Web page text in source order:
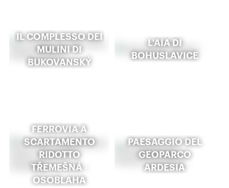
IL COMPLESSO DEI
MULINI DI
BUKOVANSKÝ
L'AIA DI
BOHUSLAVICE
FERROVIA A
SCARTAMENTO
RIDOTTO
TŘEMEŠNÁ -
OSOBLAHA
PAESAGGIO DEL
GEOPARCO
ARDESIA